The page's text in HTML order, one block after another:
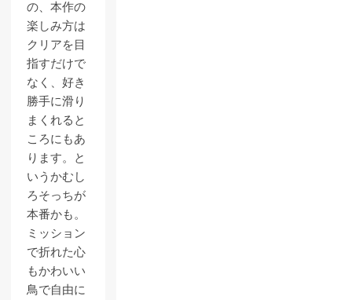
の、本作の
楽しみ方は
クリアを目
指すだけで
なく、好き
勝手に滑り
まくれると
ころにもあ
ります。と
いうかむし
ろそっちが
本番かも。
ミッション
で折れた心
もかわいい
鳥で自由に